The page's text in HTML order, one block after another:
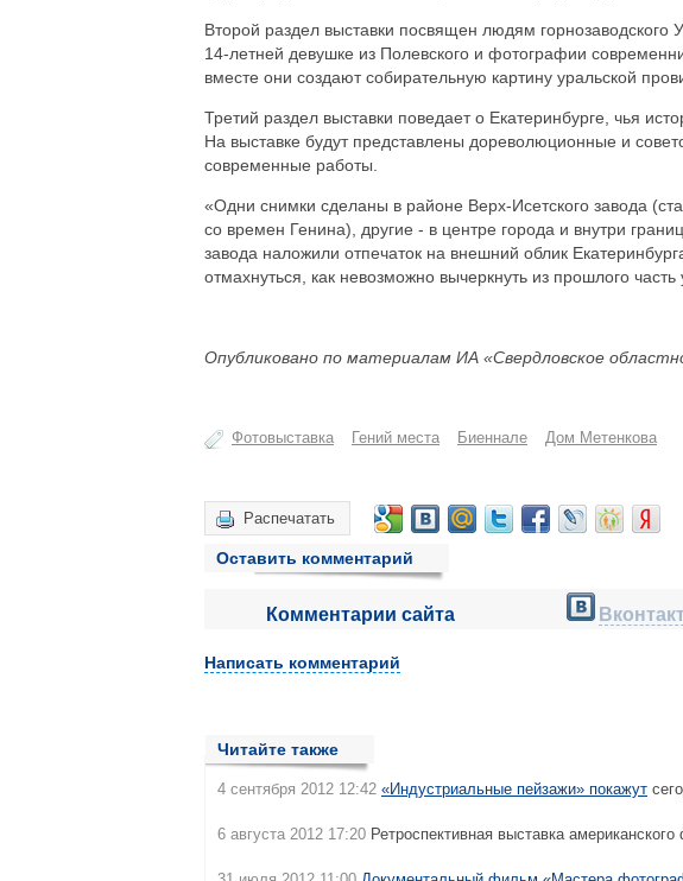
Второй раздел выставки посвящен людям
14-летней девушке из Полевского и фотографии
вместе они создают собирательную картину уральской
Третий раздел выставки поведает о Екатеринбурге, чья
На выставке будут представлены дореволюционные и
современные работы.
«Одни снимки сделаны в районе Верх-Исетского завода
со времен Генина), другие - в центре города и внутри
завода наложили отпечаток на внешний облик
отмахнуться, как невозможно вычеркнуть из прошлого
Опубликовано по материалам ИА «Свердловское
Фотовыставка Гений места Биеннале Дом Метенкова
Распечатать
Оставить комментарий
Комментарии сайта
Написать комментарий
Читайте также
4 сентября 2012 12:42 «Индустриальные пейзажи» покажут
6 августа 2012 17:20 Ретроспективная выставка